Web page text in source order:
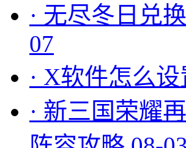
· 无尽冬日兑
07
· X软件怎么
· 新三国荣耀